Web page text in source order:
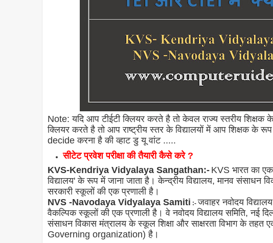
Note: यदि आप टीईटी क्लियर करते है तो केवल राज्य स्तरीय
क्लियर करते है तो आप राष्ट्रीय स्तर के विद्यालयों में आप शिक्षक
decide करना है की व्हाट डु यू वांट .....
सीटेट प्रवेश परीक्षा की तैयारी कैसे करे ?
KVS-Kendriya Vidyalaya Sangathan:- KVS भारत का
विद्यालय' के रूप में जाना जाता है। केन्द्रीय विद्यालय, मानव संसाधन
सरकारी स्कूलों की एक प्रणाली है।
NVS -Navodaya Vidyalaya Samiti :- जवाहर नवोदय
वैकल्पिक स्कूलों की एक प्रणाली है। वे नवोदय विद्यालय समिति, नई
संसाधन विकास मंत्रालय के स्कूल शिक्षा और साक्षरता विभाग के तहत
Governing organization) है।